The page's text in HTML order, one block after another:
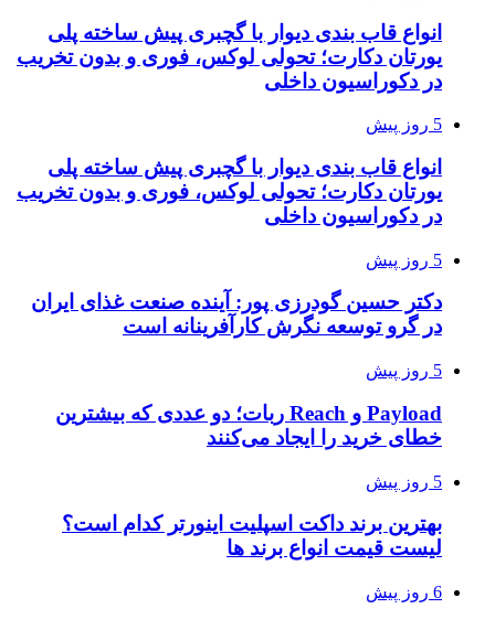
انواع قاب بندی دیوار با گچبری پیش ساخته پلی
یورتان دکارت؛ تحولی لوکس، فوری و بدون تخریب
در دکوراسیون داخلی
5 روز پیش
انواع قاب بندی دیوار با گچبری پیش ساخته پلی
یورتان دکارت؛ تحولی لوکس، فوری و بدون تخریب
در دکوراسیون داخلی
5 روز پیش
دکتر حسین گودرزی پور: آینده صنعت غذای ایران
در گرو توسعه نگرش کارآفرینانه است
5 روز پیش
Payload و Reach ربات؛ دو عددی که بیشترین
خطای خرید را ایجاد می‌کنند
5 روز پیش
بهترین برند داکت اسپلیت اینورتر کدام است؟
لیست قیمت انواع برند ها
6 روز پیش